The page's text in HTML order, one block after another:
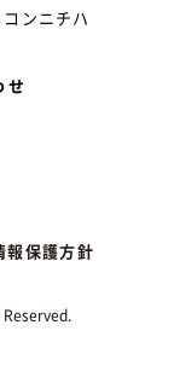
ンニチハ
せ
報保護方針